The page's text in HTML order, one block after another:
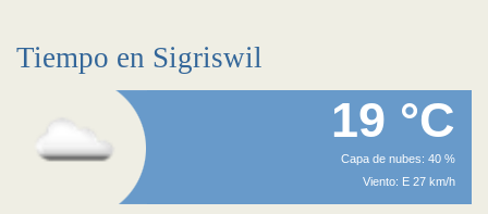
Tiempo en Sigriswil
19 °C
Capa de nubes: 40 %
Viento: E 27 km/h